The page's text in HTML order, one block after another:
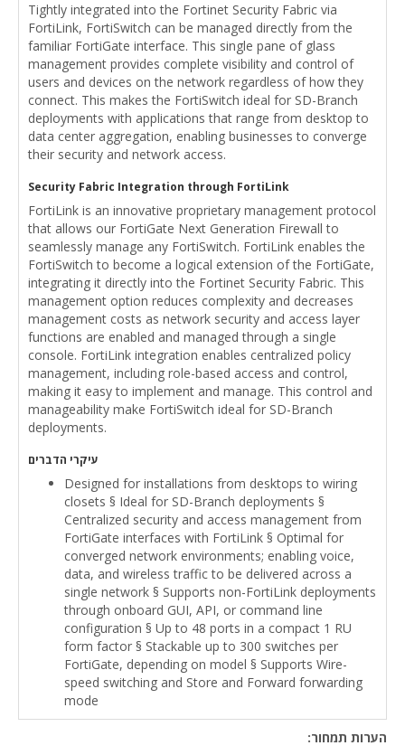
Tightly integrated into the Fortinet Security Fabric via
FortiLink, FortiSwitch can be managed directly from the
familiar FortiGate interface. This single pane of glass
management provides complete visibility and control of
users and devices on the network regardless of how they
connect. This makes the FortiSwitch ideal for SD-Branch
deployments with applications that range from desktop to
data center aggregation, enabling businesses to converge
their security and network access.
Security Fabric Integration through FortiLink
FortiLink is an innovative proprietary management protocol
that allows our FortiGate Next Generation Firewall to
seamlessly manage any FortiSwitch. FortiLink enables the
FortiSwitch to become a logical extension of the FortiGate,
integrating it directly into the Fortinet Security Fabric. This
management option reduces complexity and decreases
management costs as network security and access layer
functions are enabled and managed through a single
console. FortiLink integration enables centralized policy
management, including role-based access and control,
making it easy to implement and manage. This control and
manageability make FortiSwitch ideal for SD-Branch
deployments.
עיקרי הדברים
Designed for installations from desktops to wiring
closets § Ideal for SD-Branch deployments §
Centralized security and access management from
FortiGate interfaces with FortiLink § Optimal for
converged network environments; enabling voice,
data, and wireless traffic to be delivered across a
single network § Supports non-FortiLink deployments
through onboard GUI, API, or command line
configuration § Up to 48 ports in a compact 1 RU
form factor § Stackable up to 300 switches per
FortiGate, depending on model § Supports Wire-
speed switching and Store and Forward forwarding
mode
הערות תמחור: